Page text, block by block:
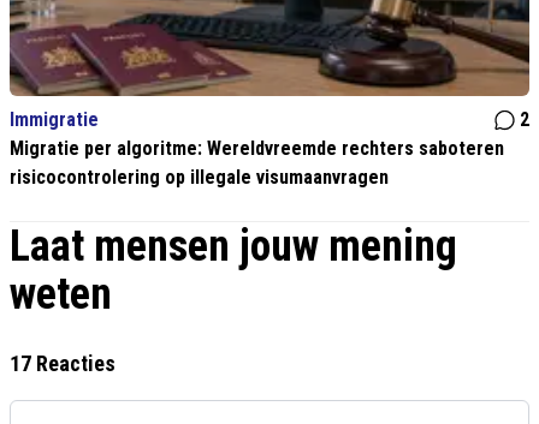
Immigratie
2
Migratie per algoritme: Wereldvreemde rechters saboteren
risicocontrolering op illegale visumaanvragen
Laat mensen jouw mening
weten
17 Reacties